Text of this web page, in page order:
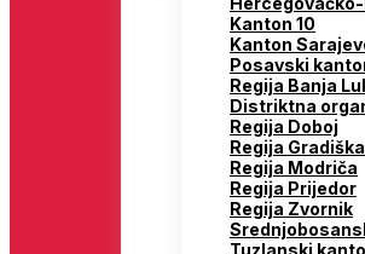
Kanton 10
Kanton
Posavski
Regija Banja
Distriktna
Regija Doboj
Regija Gradiška
Regija Modriča
Regija Prijedor
Regija Zvornik
Tuzlanski